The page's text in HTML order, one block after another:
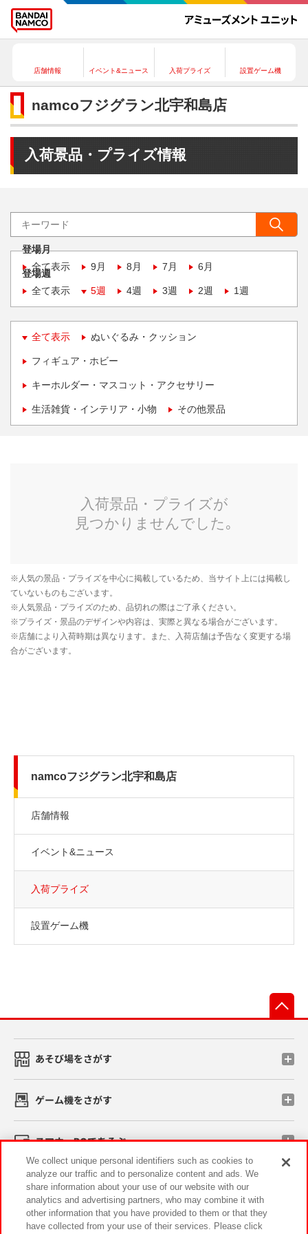
店舗情報 イベント&ニュース 入荷プライズ 設置ゲーム機
namcoフジグラン北宇和島店
入荷景品・プライズ情報
登場月
全て表示
9月 8月 7月 6月
登場週
全て表示
5週 4週 3週 2週 1週
全て表示 ぬいぐるみ・クッション
フィギュア・ホビー
キーホルダー・マスコット・アクセサリー
生活雑貨・インテリア・小物 その他景品
namcoフジグラン北宇和島店
店舗情報
イベント&ニュース
入荷プライズ
設置ゲーム機
あそび場をさがす
ゲーム機をさがす
スマホ・PCであそぶ
イベント・キャンペーン
We collect unique personal identifiers such as cookies to
analyze our traffic and to personalize content and ads. We
share information about your use of our website with our
analytics and advertising partners, who may combine it with
other information that you have provided to them or that they
have collected from your use of their services. Please click